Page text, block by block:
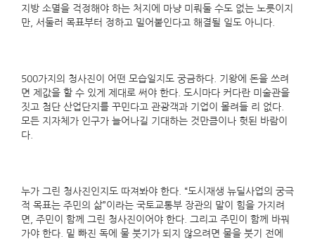
지방 소멸을 걱정해야 하는 처지에 마냥 미뤄둘 수도 없는 노릇이지
만, 서둘러 목표부터 정하고 밀어붙인다고 해결될 일도 아니다.
500가지의 청사진이 어떤 모습일지도 궁금하다. 기왕에 돈을 쓰려
면 제값을 할 수 있게 제대로 써야 한다. 도시마다 커다란 미술관을
짓고 첨단 산업단지를 꾸민다고 관광객과 기업이 몰려들 리 없다.
모든 지자체가 인구가 늘어나길 기대하는 것만큼이나 헛된 바람이
다.
누가 그린 청사진인지도 따져봐야 한다. “도시재생 뉴딜사업의 궁극
적 목표는 주민의 삶”이라는 국토교통부 장관의 말이 힘을 가지려
면, 주민이 함께 그린 청사진이어야 한다. 그리고 주민이 함께 바꿔
가야 한다. 밑 빠진 독에 물 붓기가 되지 않으려면 물을 붓기 전에